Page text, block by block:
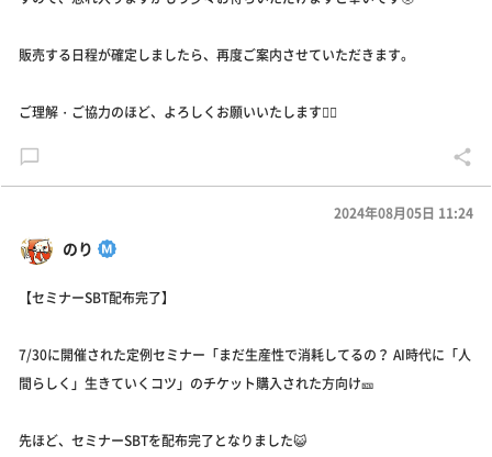
販売する日程が確定しましたら、再度ご案内させていただきます。
ご理解・ご協力のほど、よろしくお願いいたします🙇‍♂️
のり
2024年08月05日 11:24
【セミナーSBT配布完了】
7/30に開催された定例セミナー「まだ生産性で消耗してるの？ AI時代に「人
間らしく」生きていくコツ」のチケット購入された方向け🎫
先ほど、セミナーSBTを配布完了となりました😺